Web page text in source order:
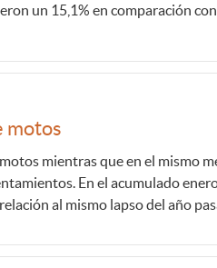
un 15,1% en comparación
motos
mientras que en el mismo
En el acumulado
al mismo lapso del año